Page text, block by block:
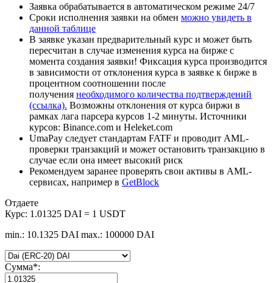
Заявка обрабатывается в автоматическом режиме 24/7
Сроки исполнения заявки на обмен можно увидеть в
данной таблице
В заявке указан предварительный курс и может быть
пересчитан в случае изменения курса на бирже с
момента создания заявки! Фиксация курса производится
в зависимости от отклонения курса в заявке к бирже в
процентном соотношении после
получения необходимого количества подтверждений
(ссылка). Возможны отклонения от курса биржи в
рамках лага парсера курсов 1-2 минуты. Источники
курсов: Binance.com и Heleket.com
UmaPay следует стандартам FATF и проводит AML-
проверки транзакций и может остановить транзакцию в
случае если она имеет высокий риск
Рекомендуем заранее проверять свои активы в AML-
сервисах, например в GetBlock
Отдаете
Курс: 1.01325 DAI = 1 USDT
min.: 10.1325 DAI max.: 100000 DAI
Сумма*: